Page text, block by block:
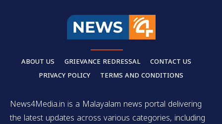
ABOUT US GRIEVANCE REDRESSAL
CONTACT US
PRIVACY POLICY
TERMS AND CONDITIONS
News4Media.in is a Malayalam news portal delivering
the latest updates across various categories, including